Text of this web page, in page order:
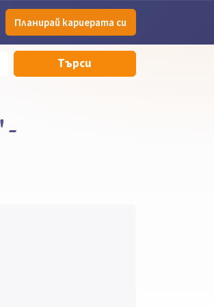
Планирай кариерата си
Търси
-